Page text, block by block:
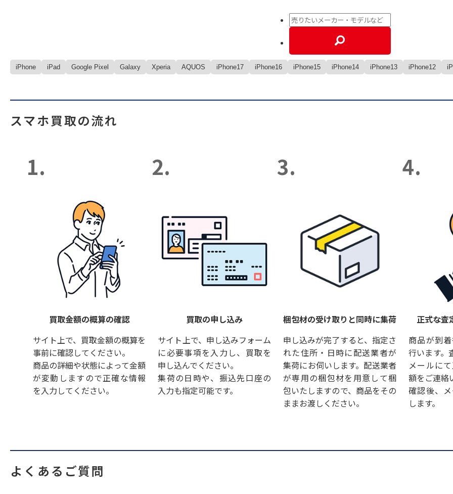
iPhone iPad Google Pixel Galaxy Xperia AQUOS iPhone17 iPhone16 iPhone15 iPhone14 iPhone13 iPhone12
スマホ買取の流れ
1.
買取金額の概算の確認
サイト上で、買取金額の概算を
事前に確認してください。
商品の詳細や状態によって金額
が変動しますので正確な情報
を入力してください。
2.
買取の申し込み
サイト上で、申し込みフォーム
に必要事項を入力し、買取を
申し込んでください。
集荷の日時や、振込先口座の
入力も指定可能です。
3.
梱包材の受け取りと同時に集荷
申し込みが完了すると、指定さ
れた住所・日時に配送業者が
集荷にお伺いします。配送業者
が専用の梱包材を用意して梱
包いたしますので、商品をその
ままお渡しください。
4.
正式な査
商品が到
行います。
メールに
額をご連絡
確認後、
します。
よくあるご質問